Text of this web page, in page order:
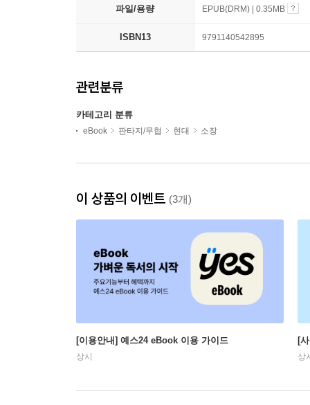
파일/용량 EPUB(DRM) | 0.35MB
ISBN13 9791140542895
관련분류
카테고리 분류
eBook 판타지/무협 현대 소장
이 상품의 이벤트 (3개)
[이용안내] 예스24 eBook 이용 가이드
상시
[
상